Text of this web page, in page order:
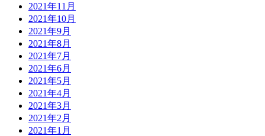
2021年11月
2021年10月
2021年9月
2021年8月
2021年7月
2021年6月
2021年5月
2021年4月
2021年3月
2021年2月
2021年1月